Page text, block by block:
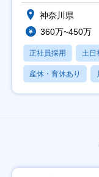
神奈川県
360万~450万
正社員採用 土日
産休・育休あり